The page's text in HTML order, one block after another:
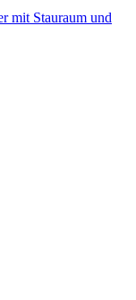
mit Stauraum und